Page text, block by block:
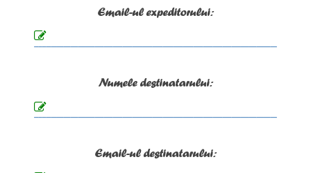
Email-ul expeditorului:
Numele destinatarului:
Email-ul destinatarului: